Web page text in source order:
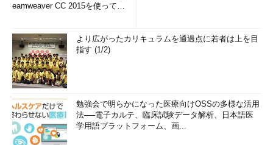
eamweaver CC 2015を使って
より広がったカリキュラムを通過点に若者は上を目
指す (1/2)
勉強会で明らかになった医療向けOSSの多様な活用
法──電子カルテ、臨床試験データ解析、日本語医
学用語プラットフォーム、画...